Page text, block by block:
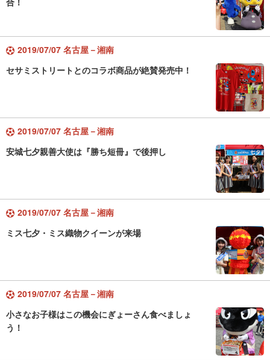
2019/07/07 名古屋－湘南
セサミストリートとのコラボ商品が絶賛発売中！
2019/07/07 名古屋－湘南
安城七夕親善大使は『勝ち短冊』で後押し
2019/07/07 名古屋－湘南
ミス七夕・ミス織物クイーンが来場
2019/07/07 名古屋－湘南
小さなお子様はこの機会にぎょーさん食べましょ
う！